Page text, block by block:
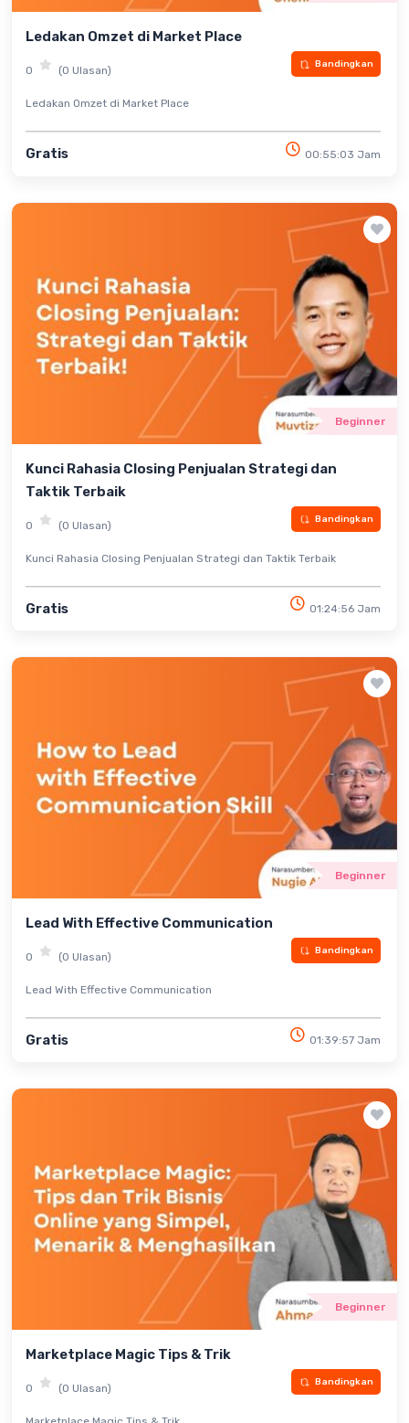
Ledakan Omzet di Market Place
0 (0 Ulasan) Bandingkan
Ledakan Omzet di Market Place
Gratis 00:55:03 Jam
Beginner
Kunci Rahasia Closing Penjualan Strategi dan
Taktik Terbaik
0 (0 Ulasan) Bandingkan
Kunci Rahasia Closing Penjualan Strategi dan Taktik Terbaik
Gratis 01:24:56 Jam
Beginner
Lead With Effective Communication
0 (0 Ulasan) Bandingkan
Lead With Effective Communication
Gratis 01:39:57 Jam
Beginner
Marketplace Magic Tips & Trik
0 (0 Ulasan) Bandingkan